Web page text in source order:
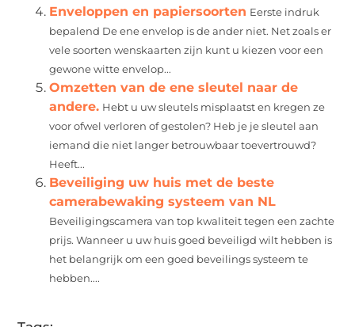
Enveloppen en papiersoorten Eerste indruk
bepalend De ene envelop is de ander niet. Net zoals er
vele soorten wenskaarten zijn kunt u kiezen voor een
gewone witte envelop...
Omzetten van de ene sleutel naar de
andere. Hebt u uw sleutels misplaatst en kregen ze
voor ofwel verloren of gestolen? Heb je je sleutel aan
iemand die niet langer betrouwbaar toevertrouwd?
Heeft...
Beveiliging uw huis met de beste
camerabewaking systeem van NL
Beveiligingscamera van top kwaliteit tegen een zachte
prijs. Wanneer u uw huis goed beveiligd wilt hebben is
het belangrijk om een goed beveilings systeem te
hebben....